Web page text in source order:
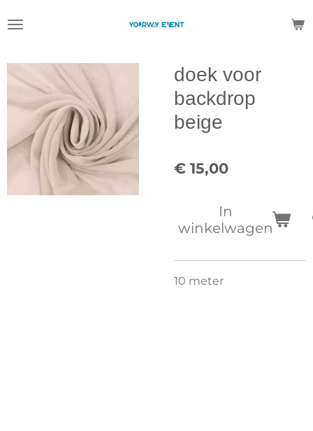
direct
de
hoofdinhoud
doek voor
backdrop
beige
€ 15,00
In
winkelwagen
10 meter